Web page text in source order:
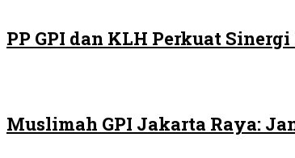
PP GPI dan KLH Perkuat
Muslimah GPI Jakarta Raya: